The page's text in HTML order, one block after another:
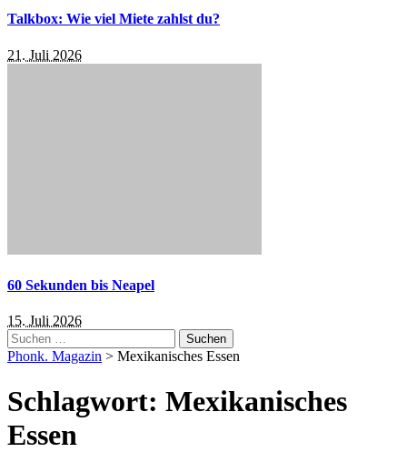
Talkbox: Wie viel Miete zahlst du?
21. Juli 2026
60 Sekunden bis Neapel
15. Juli 2026
Suchen
nach:
Phonk. Magazin > Mexikanisches Essen
Schlagwort: Mexikanisches
Essen